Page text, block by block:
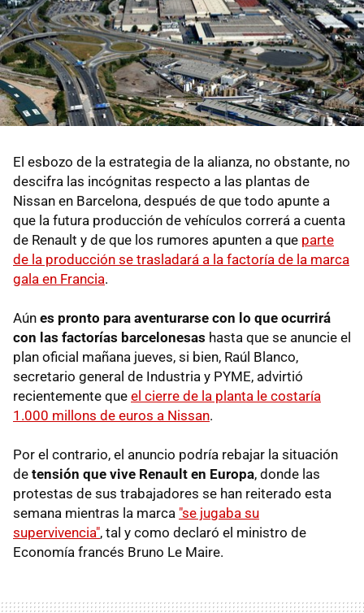
El esbozo de la estrategia de la alianza, no obstante, no
descifra las incógnitas respecto a las plantas de
Nissan en Barcelona, después de que todo apunte a
que la futura producción de vehículos correrá a cuenta
de Renault y de que los rumores apunten a que parte
de la producción se trasladará a la factoría de la marca
gala en Francia.
Aún es pronto para aventurarse con lo que ocurrirá
con las factorías barcelonesas hasta que se anuncie el
plan oficial mañana jueves, si bien, Raúl Blanco,
secretario general de Industria y PYME, advirtió
recientemente que el cierre de la planta le costaría
1.000 millons de euros a Nissan.
Por el contrario, el anuncio podría rebajar la situación
de tensión que vive Renault en Europa, donde las
protestas de sus trabajadores se han reiterado esta
semana mientras la marca "se jugaba su
supervivencia", tal y como declaró el ministro de
Economía francés Bruno Le Maire.